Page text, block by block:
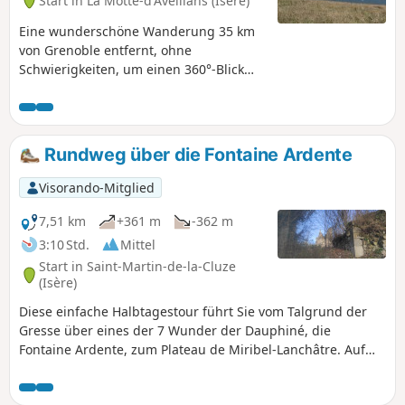
luftige Passagen, die für Menschen mit Höhenangst
unangenehm sein können; bei feuchtem Wetter ist sie
aufgrund der Rutschgefahr und des aufsteigenden Nebels
unbedingt zu meiden.
Eine wunderschöne Wanderung 35 km
von Grenoble entfernt, ohne
Schwierigkeiten, um einen 360°-Blick
genießen. Der Aufstieg zu diesem Gipfel
ist eine herrliche Wanderung durch die
Almweiden (eine der größten
Almweiden der Region).
Rundweg über die Fontaine Ardente
Visorando-Mitglied
7,51 km
+361 m
-362 m
3:10 Std.
Mittel
Start in Saint-Martin-de-la-Cluze
(Isère)
Diese einfache Halbtagestour führt Sie vom Talgrund der
Gresse über eines der 7 Wunder der Dauphiné, die
Fontaine Ardente, zum Plateau de Miribel-Lanchâtre. Auf
umliegenden Gebirge.